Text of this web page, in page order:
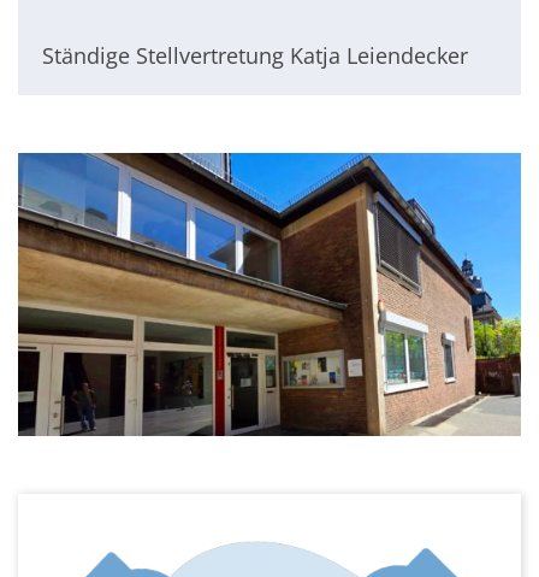
Ständige Stellvertretung Katja Leiendecker